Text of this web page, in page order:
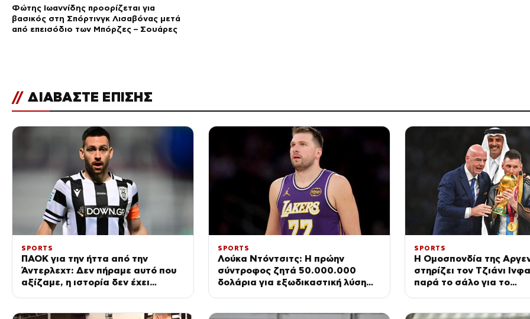
Φώτης Ιωαννίδης προορίζεται για
βασικός στη Σπόρτινγκ Λισαβόνας μετά
από επεισόδιο των Μπόρζες – Σουάρες
// ΔΙΑΒΑΣΤΕ ΕΠΙΣΗΣ
SPORTS
ΠΑΟΚ για την ήττα από την
Άντερλεχτ: Δεν πήραμε αυτό που
αξίζαμε, η ιστορία δεν έχει
SPORTS
Λούκα Ντόντσιτς: Η πρώην
σύντροφος ζητά 50.000.000
δολάρια για εξωδικαστική λύση
SPORTS
Η Ομοσπονδία της
στηρίζει τον Τζιάνι
παρά το σάλο για το